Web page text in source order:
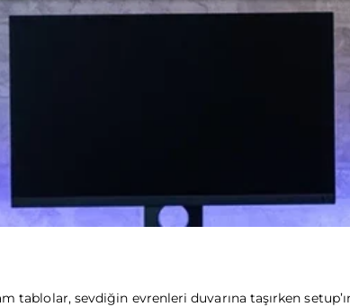
sevdiğin evrenleri duvarına taşırken